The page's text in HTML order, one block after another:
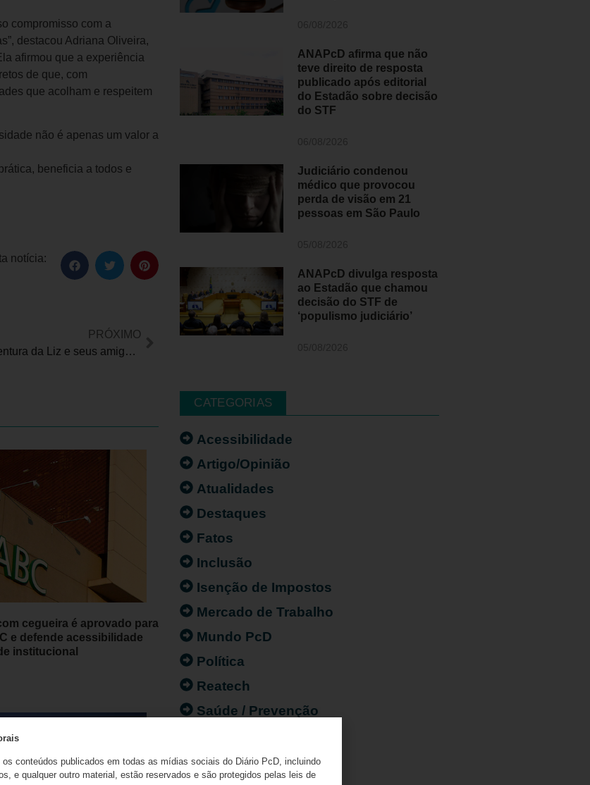
compromisso com a
destacou Adriana Oliveira,
afirmou que a experiência
de que, com
que acolham e respeitem
não é apenas um valor a
beneficia a todos e
notícia:
PRÓXIMO
Chegou a nova aventura da Liz e seus amigos em livro totalmente inclusivo!
cegueira é aprovado para
e defende acessibilidade
institucional
ANAPcD afirma que não
teve direito de resposta
publicado após editorial
do Estadão sobre decisão
do STF
Judiciário condenou
médico que provocou
perda de visão em 21
pessoas em São Paulo
ANAPcD divulga resposta
ao Estadão que chamou
decisão do STF de
‘populismo judiciário’
CATEGORIAS
Acessibilidade
Artigo/Opinião
Atualidades
Destaques
Fatos
Inclusão
Isenção de Impostos
Mercado de Trabalho
Mundo PcD
Política
Reatech
Saúde / Prevenção
conteúdos publicados em todas as mídias sociais do Diário PcD, incluindo
e qualquer outro material, estão reservados e são protegidos pelas leis de